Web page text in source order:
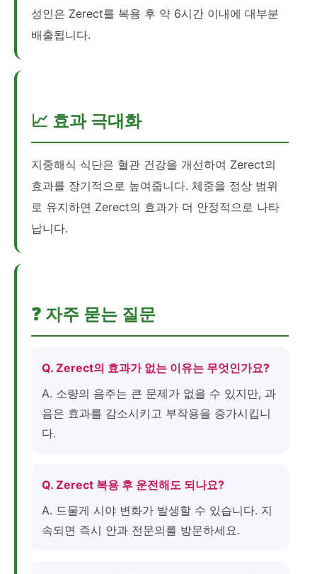
성인은 Zerect를 복용 후 약 6시간 이내에 대부분
배출됩니다.
📈 효과 극대화
지중해식 식단은 혈관 건강을 개선하여 Zerect의
효과를 장기적으로 높여줍니다. 체중을 정상 범위
로 유지하면 Zerect의 효과가 더 안정적으로 나타
납니다.
❓ 자주 묻는 질문
Q. Zerect의 효과가 없는 이유는 무엇인가요?
A. 소량의 음주는 큰 문제가 없을 수 있지만, 과
음은 효과를 감소시키고 부작용을 증가시킵니
다.
Q. Zerect 복용 후 운전해도 되나요?
A. 드물게 시야 변화가 발생할 수 있습니다. 지
속되면 즉시 안과 전문의를 방문하세요.